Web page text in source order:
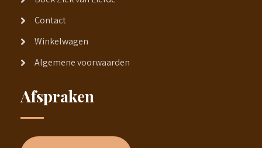
Contact
Winkelwagen
Algemene voorwaarden
Afspraken